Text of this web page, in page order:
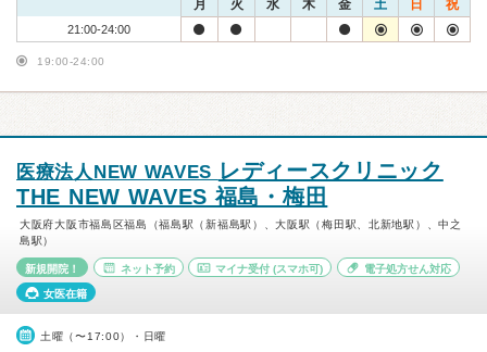
月 火 水 木 金 土 日 祝
21:00-24:00
19:00-24:00
医療法人NEW WAVES レディースクリニック
THE NEW WAVES 福島・梅田
大阪府大阪市福島区福島（福島駅（新福島駅）、大阪駅（梅田駅、北新地駅）、中之
島駅）
新規開院！ ネット予約 マイナ受付 (スマホ可) 電子処方せん対応
女医在籍
土曜（〜17:00）・日曜